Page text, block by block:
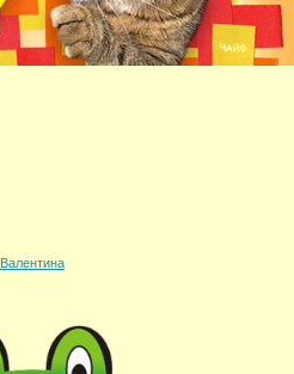
Валентина